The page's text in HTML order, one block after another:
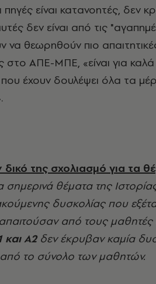
πηγές είναι κατανοητές, δεν
δεν είναι από τις
να θεωρηθούν πιο
ΑΠΕ-ΜΠΕ, «είναι για
έχουν δουλέψει όλα τα
της σχολιασμό για τα
σημερινά θέματα της
δυσκολίας που
από τους
Α2δεν έκρυβαν καμία
το σύνολο των μαθητών.